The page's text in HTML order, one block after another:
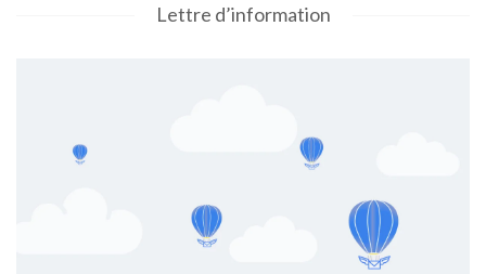
Lettre d’information